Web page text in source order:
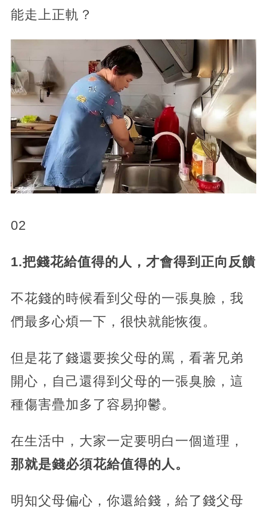
能走上正軌？
02
1.把錢花給值得的人，才會得到正向反饋
不花錢的時候看到父母的一張臭臉，我
們最多心煩一下，很快就能恢復。
但是花了錢還要挨父母的罵，看著兄弟
開心，自己還得到父母的一張臭臉，這
種傷害疊加多了容易抑鬱。
在生活中，大家一定要明白一個道理，
那就是錢必須花給值得的人。
明知父母偏心，你還給錢，給了錢父母